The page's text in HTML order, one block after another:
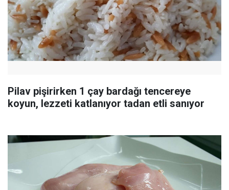
Pilav pişirirken 1 çay bardağı tencereye
koyun, lezzeti katlanıyor tadan etli sanıyor